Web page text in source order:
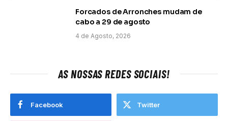
Forcados de Arronches mudam de
cabo a 29 de agosto
4 de Agosto, 2026
AS NOSSAS REDES SOCIAIS!
Facebook Twitter